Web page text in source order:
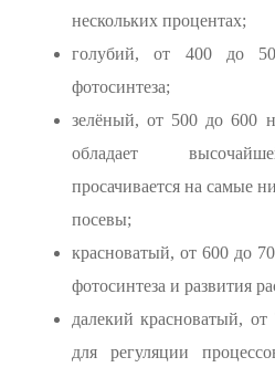
нескольких процентах;
голубий, от 400 до
фотосинтеза;
зелёный, от 500 до 600
обладает
просачивается на самые
посевы;
красноватый, от 600 до
фотосинтеза и развития
далекий красноватый,
для регуляции